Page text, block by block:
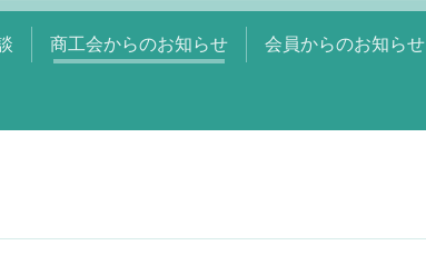
商工会からのお知らせ 会員からのお知らせ